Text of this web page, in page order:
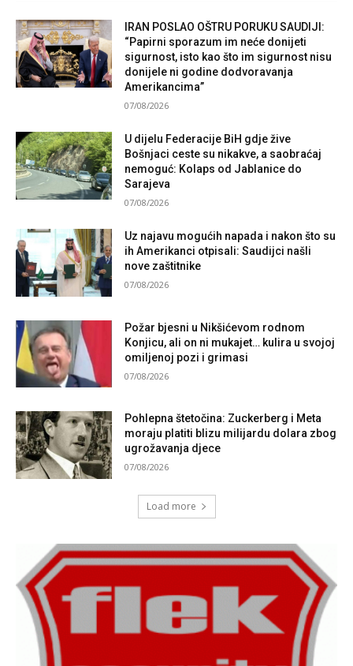
IRAN POSLAO OŠTRU PORUKU SAUDIJI:
“Papirni sporazum im neće donijeti
sigurnost, isto kao što im sigurnost nisu
donijele ni godine dodvoravanja
Amerikancima”
07/08/2026
U dijelu Federacije BiH gdje žive
Bošnjaci ceste su nikakve, a saobraćaj
nemoguć: Kolaps od Jablanice do
Sarajeva
07/08/2026
Uz najavu mogućih napada i nakon što su
ih Amerikanci otpisali: Saudijci našli
nove zaštitnike
07/08/2026
Požar bjesni u Nikšićevom rodnom
Konjicu, ali on ni mukajet… kulira u svojoj
omiljenoj pozi i grimasi
07/08/2026
Pohlepna štetočina: Zuckerberg i Meta
moraju platiti blizu milijardu dolara zbog
ugrožavanja djece
07/08/2026
Load more